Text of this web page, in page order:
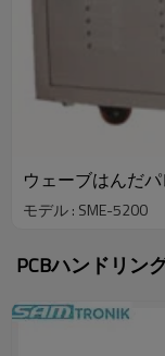
ウェーブはんだ
モデル : SME-5200
PCBハンドリン